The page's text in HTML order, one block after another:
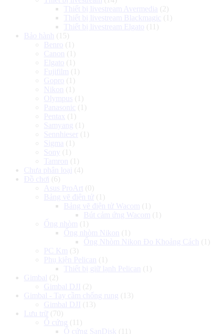
Thiết bị livestream Avermedia (2)
Thiết bị livestream Blackmagic (1)
Thiết bị livestream Elgato (11)
Bảo hành
(15)
Benro (1)
Canon
(1)
Elgato (1)
Fujifilm (1)
Gopro (1)
Nikon
(1)
Olympus (1)
Panasonic (1)
Pentax (1)
Samyang (1)
Sennhieser
(1)
Sigma (1)
Sony (1)
Tamron
(1)
Chưa phân loại (4)
Đồ chơi (6)
Asus ProArt (0)
Bảng vẽ điện tử (1)
Bảng vẽ điện tử Wacom (1)
Bút cảm ứng Wacom (1)
Ống nhòm (1)
Ống nhòm Nikon
(1)
Ống Nhòm Nikon Đo Khoảng Cách
(1)
PC Km (3)
Phụ kiện Pelican
(1)
Thiết bị giữ lạnh Pelican
(1)
Gimbal (2)
Gimbal DJI (2)
Gimbal - Tay cầm chống rung (13)
Gimbal DJI (13)
Lưu trữ (70)
Ổ cứng (11)
Ổ cứng SanDisk (11)